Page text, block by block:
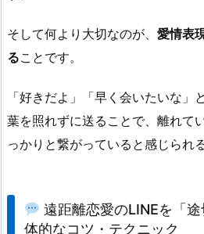
そして何より大切なのが、 愛情表
ることです。
「好きだよ」「早く会いたいな」
葉を照れずに送ることで、離れて
っかりと繋がっていると感じられ
遠距離恋愛のLINEを「
体的なコツ・テクニック